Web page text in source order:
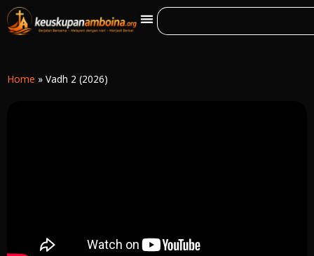
Home » Vadh 2 (2026)